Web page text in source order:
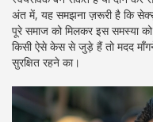
अंत में, यह समझना ज़रूरी है कि
पूरे समाज को मिलकर इस समस्या
किसी ऐसे केस से जुड़े हैं तो मदद
सुरक्षित रहने का।